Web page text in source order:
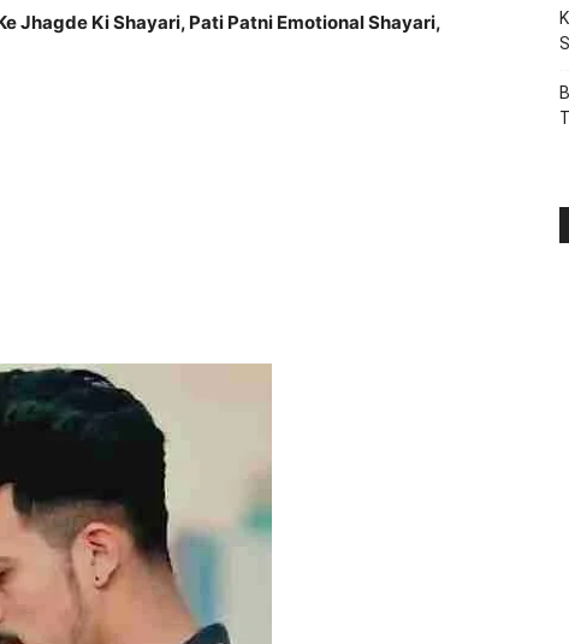
Jhagde Ki Shayari, Pati Patni Emotional Shayari,